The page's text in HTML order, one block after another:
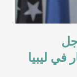
في ليبيا